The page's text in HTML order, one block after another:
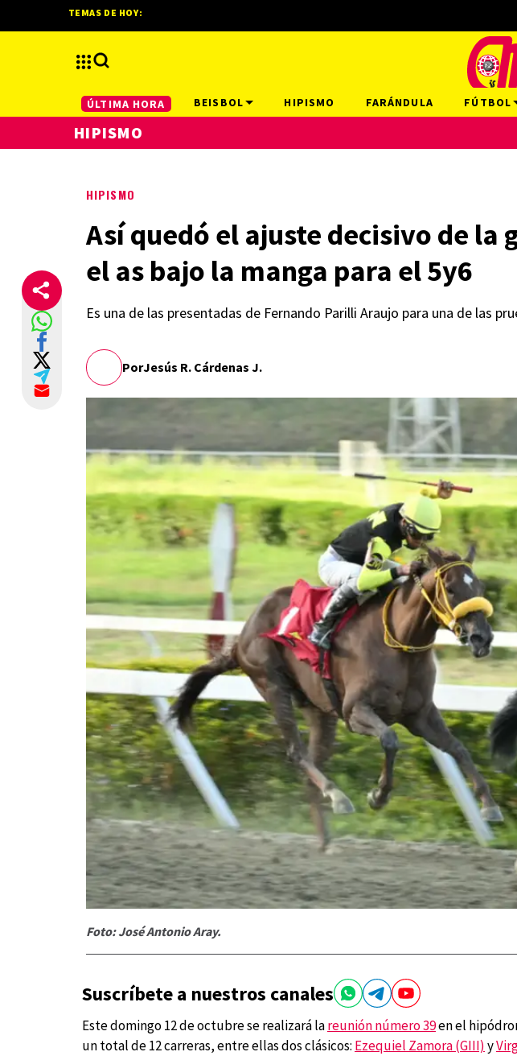
HIPISMO
Así quedó el ajuste decisivo de la
el as bajo la manga para el 5y6
Es una de las presentadas de Fernando Parilli Araujo para una de las
PorJesús R. Cárdenas J.
Foto: José Antonio Aray.
Suscríbete a nuestros canales
Este domingo 12 de octubre se realizará lareunión número 39en el
un total de 12 carreras, entre ellas dos clásicos: Ezequiel Zamora (GIII) y
TEMAS DE HOY:
ÚLTIMA HORA BEISBOL HIPISMO
HIPISMO
FARÁNDULA FÚTBOL